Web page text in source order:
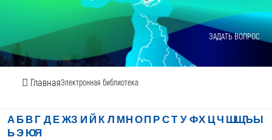
ЗАДАТЬ ВОПРОС
ГлавнаяЭлектронная библиотека
АБВГ ДЕЖЗ И Й К Л МНОП РСТ УФХ ЦЧ ШЩЪЫ
ЬЭЮЯ